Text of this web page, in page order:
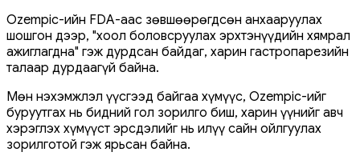
Ozempic-ийн FDA-аас зөвшөөрөгдсөн анхааруулах
шошгон дээр, "хоол боловсруулах эрхтэнүүдийн хямрал
ажиглагдна" гэж дурдсан байдаг, харин гастропарезийн
талаар дурдаагүй байна.
Мөн нэхэмжлэл үүсгээд байгаа хүмүүс, Ozempic-ийг
буруутгах нь бидний гол зорилго биш, харин үүнийг авч
хэрэглэх хүмүүст эрсдэлийг нь илүү сайн ойлгуулах
зорилготой гэж ярьсан байна.